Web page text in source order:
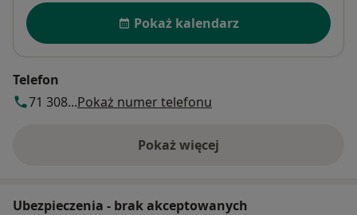
Dostępność
Pokaż kalendarz
Telefon
71 308...Pokaż numer telefonu
Pokaż więcej
o adresie
Ubezpieczenia - brak akceptowanych